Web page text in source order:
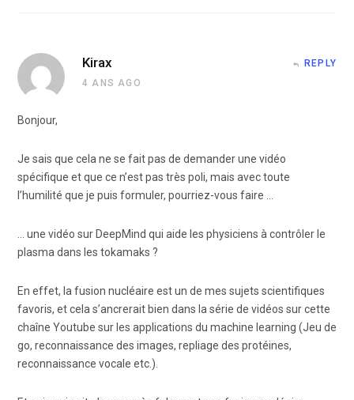
Kirax
4 ANS AGO
REPLY
Bonjour,
Je sais que cela ne se fait pas de demander une vidéo
spécifique et que ce n’est pas très poli, mais avec toute
l’humilité que je puis formuler, pourriez-vous faire …
… une vidéo sur DeepMind qui aide les physiciens à contrôler le
plasma dans les tokamaks ?
En effet, la fusion nucléaire est un de mes sujets scientifiques
favoris, et cela s’ancrerait bien dans la série de vidéos sur cette
chaîne Youtube sur les applications du machine learning (Jeu de
go, reconnaissance des images, repliage des protéines,
reconnaissance vocale etc.).